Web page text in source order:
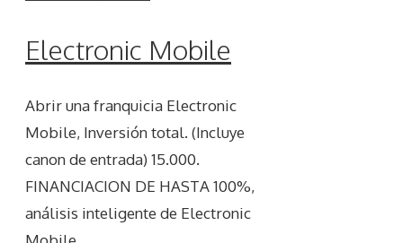
Electronic Mobile
Abrir una franquicia Electronic
Mobile, Inversión total. (Incluye
canon de entrada) 15.000.
FINANCIACION DE HASTA 100%,
análisis inteligente de Electronic